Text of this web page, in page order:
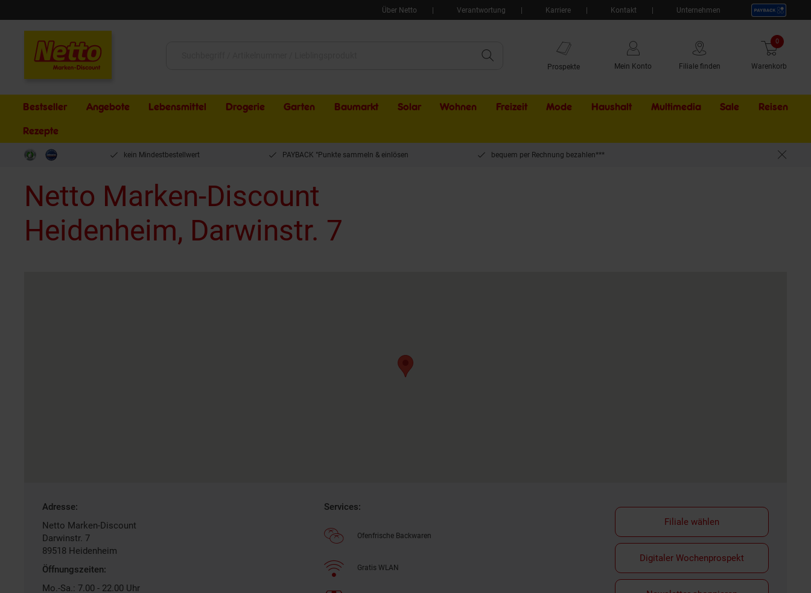
Über Netto Verantwortung Karriere Kontakt Unternehmen
Prospekte Mein Konto Filiale finden Warenkorb
0 Artikel
Bestseller Angebote Lebensmittel Drogerie Garten Baumarkt Solar Wohnen Freizeit Mode Haushalt Multimedia Sale Externer
Reisen
Rezepte
kein Mindestbestellwert PAYBACK °Punkte sammeln & einlösen bequem per Rechnung bezahlen***
Netto Marken-Discount
Heidenheim, Darwinstr. 7
Gefundene
Filiale
Adresse:
Netto Marken-Discount
Darwinstr. 7
89518 Heidenheim
Öffnungszeiten:
Mo.-Sa.: 7.00 - 22.00 Uhr
Services:
Ofenfrische Backwaren
Gratis WLAN
Filiale wählen
Digitaler Wochenprospekt